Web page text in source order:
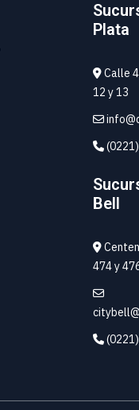
Plata
Calle
12 y 13
Bell
474 y